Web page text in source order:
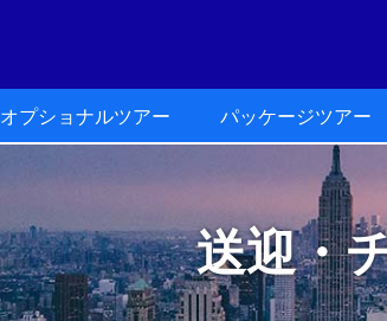
オプショナルツアー パッケージツアー
送迎・